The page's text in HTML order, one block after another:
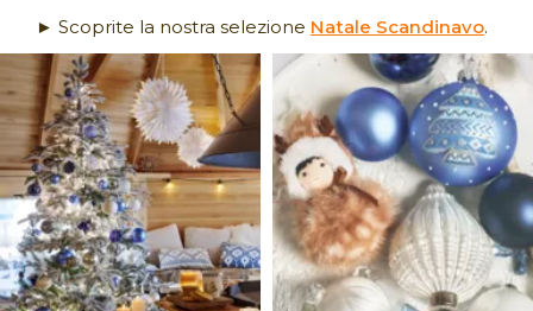
► Scoprite la nostra selezione Natale Scandinavo.